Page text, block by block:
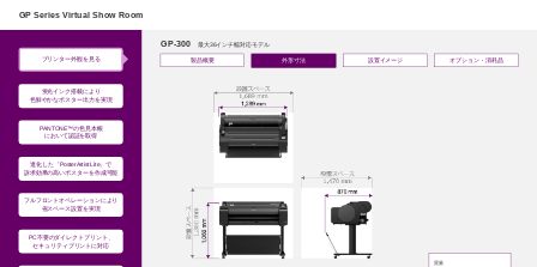
GP Series Virtual Show Room
プリンター外観を見る
蛍光インク搭載により
色鮮やかなポスター出力を実現
PANTONE™の色見本帳
において認証を取得
進化した「PosterArtist Lite」で
訴求効果の高いポスターを作成可能
フルフロントオペレーションにより
省スペース設置を実現
PC不要のダイレクトプリント、
セキュリティプリントに対応
GP-300 最大36インチ幅対応モデル
製品概要 外形寸法 設置イメージ オプション・消耗品
質量